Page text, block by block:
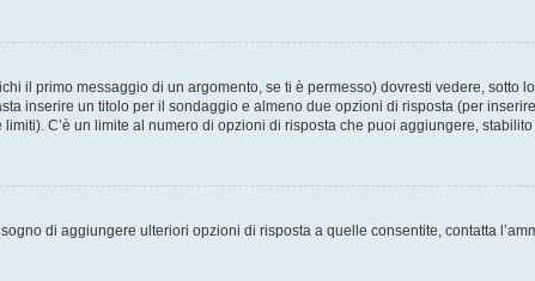
il primo messaggio di un argomento, se ti è permesso) dovresti vedere, sotto
inserire un titolo per il sondaggio e almeno due opzioni di risposta (per
C’è un limite al numero di opzioni di risposta che puoi aggiungere, stabilito
di aggiungere ulteriori opzioni di risposta a quelle consentite, contatta